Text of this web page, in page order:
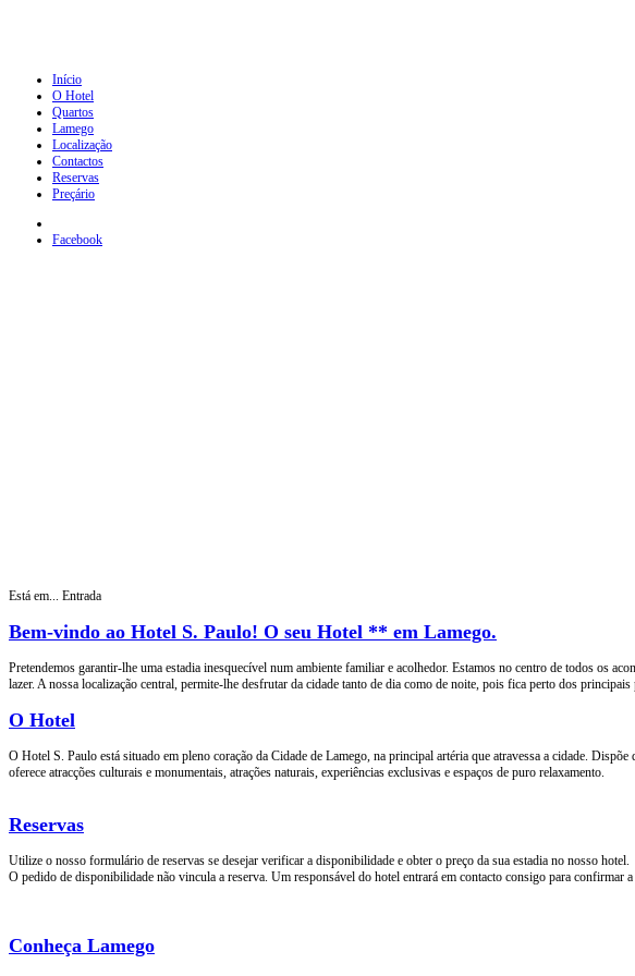
Início
O Hotel
Quartos
Lamego
Localização
Contactos
Reservas
Preçário
Facebook
Está em... Entrada
Bem-vindo ao Hotel S. Paulo! O seu Hotel ** em Lamego.
Pretendemos garantir-lhe uma estadia inesquecível num ambiente familiar e acolhedor. Estamos no centro de todos os
lazer. A nossa localização central, permite-lhe desfrutar da cidade tanto de dia como de noite, pois fica perto dos principais
O Hotel
O Hotel S. Paulo está situado em pleno coração da Cidade de Lamego, na principal artéria que atravessa a cidade.
oferece atracções culturais e monumentais, atrações naturais, experiências exclusivas e espaços de puro relaxamento.
Reservas
Utilize o nosso formulário de reservas se desejar verificar a disponibilidade e obter o preço da sua estadia no nosso hotel.
O pedido de disponibilidade não vincula a reserva. Um responsável do hotel entrará em contacto consigo para confirmar a
Conheça Lamego